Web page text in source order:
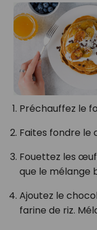
Préchauffez le
Faites fondre le
Fouettez les
que le mélange
Ajoutez le
farine de riz.